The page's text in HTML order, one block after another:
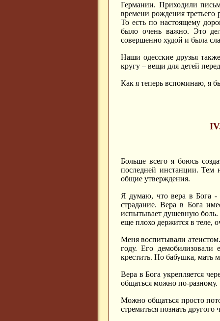
Германии. Приходили
времени рождения
То есть по настоящему
было очень важно. Это
совершенно худой и была
Наши одесские друзья
кругу – вещи для детей
Как я теперь вспоминаю, я
Больше всего я боюсь
последней инстанции. Тем
общие утверждения.
Я думаю, что вера в Бога -
страдание. Вера в Бога
испытывает душевную
еще плохо держится в теле,
Меня воспитывали
году. Его
крестить. Но бабушка, мать
Вера в Бога укрепляется
общаться можно по-разному.
Можно общаться просто
стремиться познать